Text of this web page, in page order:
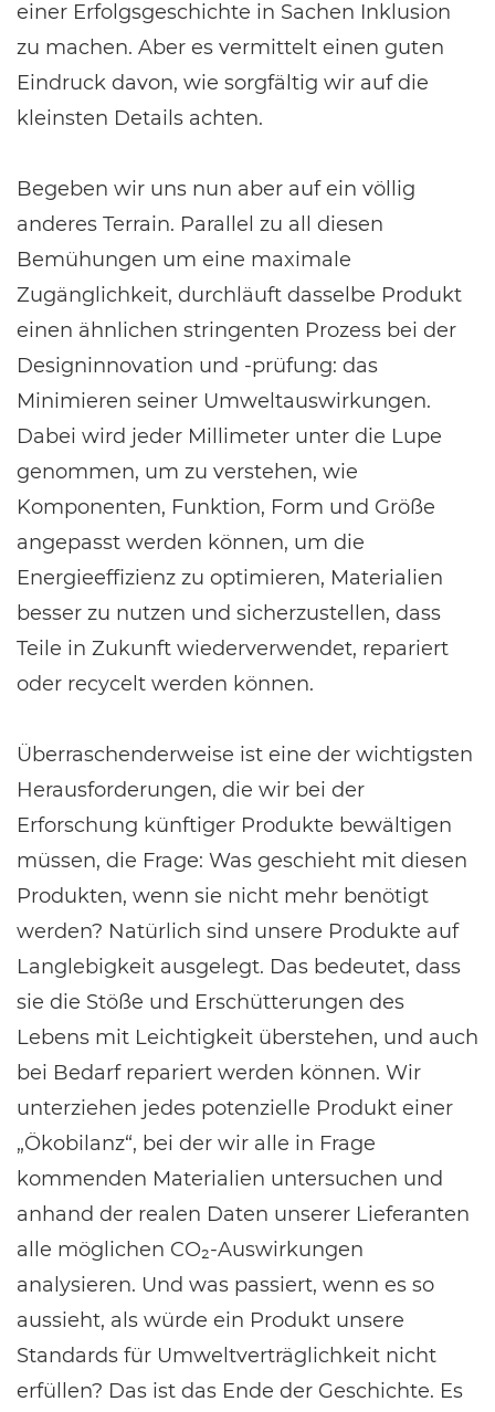
einer Erfolgsgeschichte in Sachen Inklusion
zu machen. Aber es vermittelt einen guten
Eindruck davon, wie sorgfältig wir auf die
kleinsten Details achten.
Begeben wir uns nun aber auf ein völlig
anderes Terrain. Parallel zu all diesen
Bemühungen um eine maximale
Zugänglichkeit, durchläuft dasselbe Produkt
einen ähnlichen stringenten Prozess bei der
Designinnovation und -prüfung: das
Minimieren seiner Umweltauswirkungen.
Dabei wird jeder Millimeter unter die Lupe
genommen, um zu verstehen, wie
Komponenten, Funktion, Form und Größe
angepasst werden können, um die
Energieeffizienz zu optimieren, Materialien
besser zu nutzen und sicherzustellen, dass
Teile in Zukunft wiederverwendet, repariert
oder recycelt werden können.
Überraschenderweise ist eine der wichtigsten
Herausforderungen, die wir bei der
Erforschung künftiger Produkte bewältigen
müssen, die Frage: Was geschieht mit diesen
Produkten, wenn sie nicht mehr benötigt
werden? Natürlich sind unsere Produkte auf
Langlebigkeit ausgelegt. Das bedeutet, dass
sie die Stöße und Erschütterungen des
Lebens mit Leichtigkeit überstehen, und auch
bei Bedarf repariert werden können. Wir
unterziehen jedes potenzielle Produkt einer
„Ökobilanz“, bei der wir alle in Frage
kommenden Materialien untersuchen und
anhand der realen Daten unserer Lieferanten
alle möglichen CO₂-Auswirkungen
analysieren. Und was passiert, wenn es so
aussieht, als würde ein Produkt unsere
Standards für Umweltverträglichkeit nicht
erfüllen? Das ist das Ende der Geschichte. Es